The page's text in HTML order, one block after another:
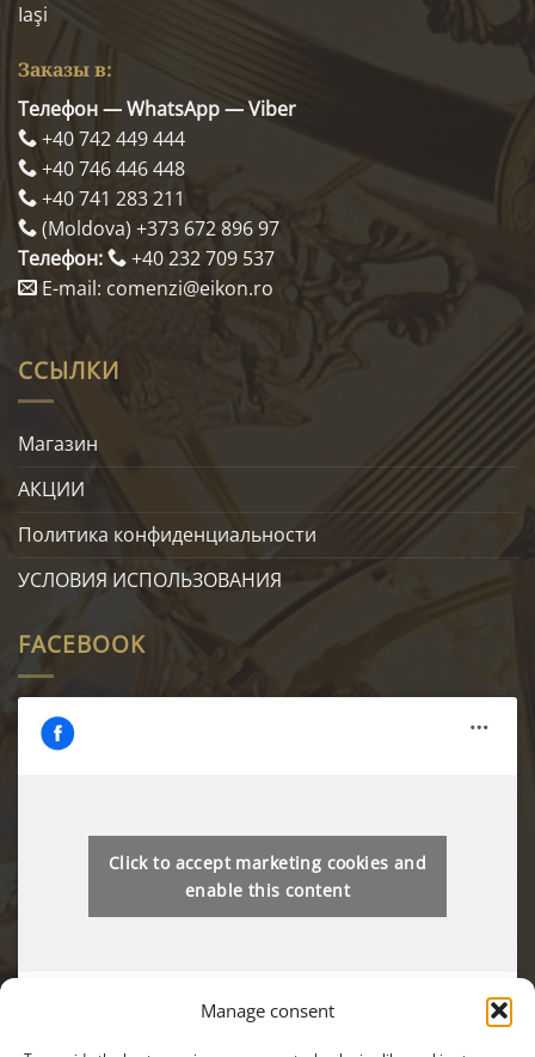
Manage consent
Iaşi
Заказы в:
Телефон — WhatsApp — Viber
+40 742 449 444
+40 746 446 448
+40 741 283 211
(Moldova) +373 672 896 97
Телефон:
+40 232 709 537
E-mail: comenzi@eikon.ro
ССЫЛКИ
Магазин
АКЦИИ
Политика конфиденциальности
УСЛОВИЯ ИСПОЛЬЗОВАНИЯ
FACEBOOK
Click to accept marketing cookies and
enable this content